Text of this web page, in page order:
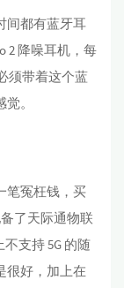
间都有蓝牙耳
2 降噪耳机，每
须带着这个蓝
。
笔冤枉钱，买
了天际通物联
支持 5G 的随
很好，加上在